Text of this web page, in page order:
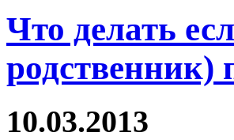
Что делать
родственник)
10.03.2013